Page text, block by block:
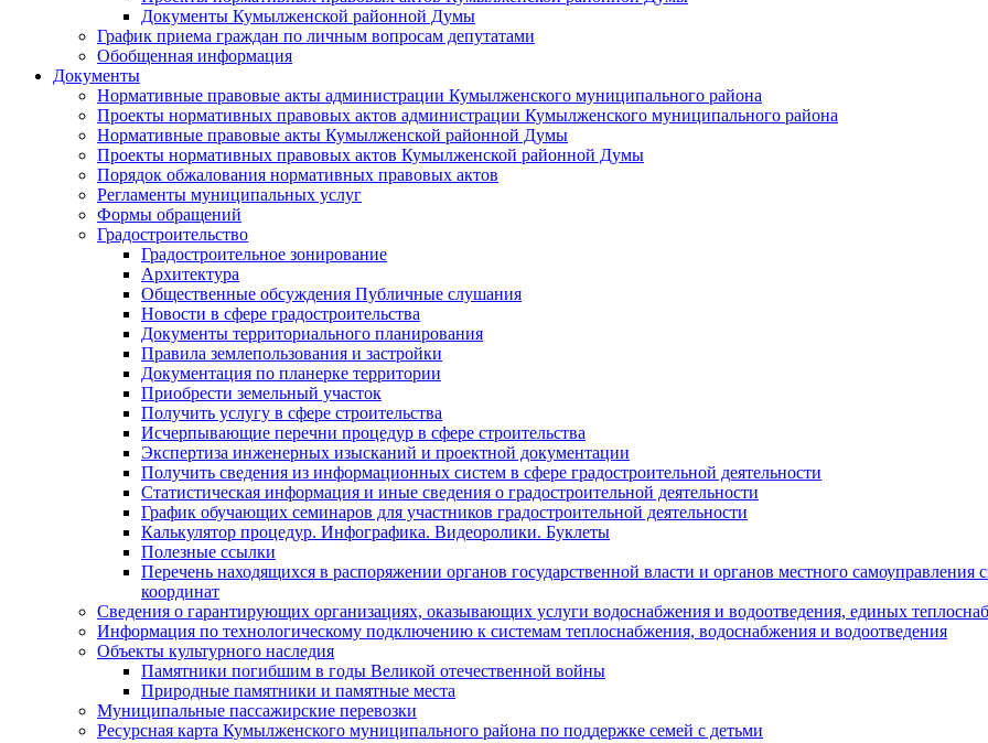
Документы Кумылженской районной Думы
График приема граждан по личным вопросам депутатами
Обобщенная информация
Документы
Нормативные правовые акты администрации Кумылженского муниципального района
Проекты нормативных правовых актов администрации Кумылженского муниципального района
Нормативные правовые акты Кумылженской районной Думы
Проекты нормативных правовых актов Кумылженской районной Думы
Порядок обжалования нормативных правовых актов
Регламенты муниципальных услуг
Формы обращений
Градостроительство
Градостроительное зонирование
Архитектура
Общественные обсуждения Публичные слушания
Новости в сфере градостроительства
Документы территориального планирования
Правила землепользования и застройки
Документация по планерке территории
Приобрести земельный участок
Получить услугу в сфере строительства
Исчерпывающие перечни процедур в сфере строительства
Экспертиза инженерных изысканий и проектной документации
Получить сведения из информационных систем в сфере градостроительной деятельности
Статистическая информация и иные сведения о градостроительной деятельности
График обучающих семинаров для участников градостроительной деятельности
Калькулятор процедур. Инфографика. Видеоролики. Буклеты
Полезные ссылки
Перечень находящихся в распоряжении органов государственной власти и органов местного
координат
Сведения о гарантирующих организациях, оказывающих услуги водоснабжения и водоотведения, единых
Информация по технологическому подключению к системам теплоснабжения, водоснабжения и водоотведения
Объекты культурного наследия
Памятники погибшим в годы Великой отечественной войны
Природные памятники и памятные места
Муниципальные пассажирские перевозки
Ресурсная карта Кумылженского муниципального района по поддержке семей с детьми